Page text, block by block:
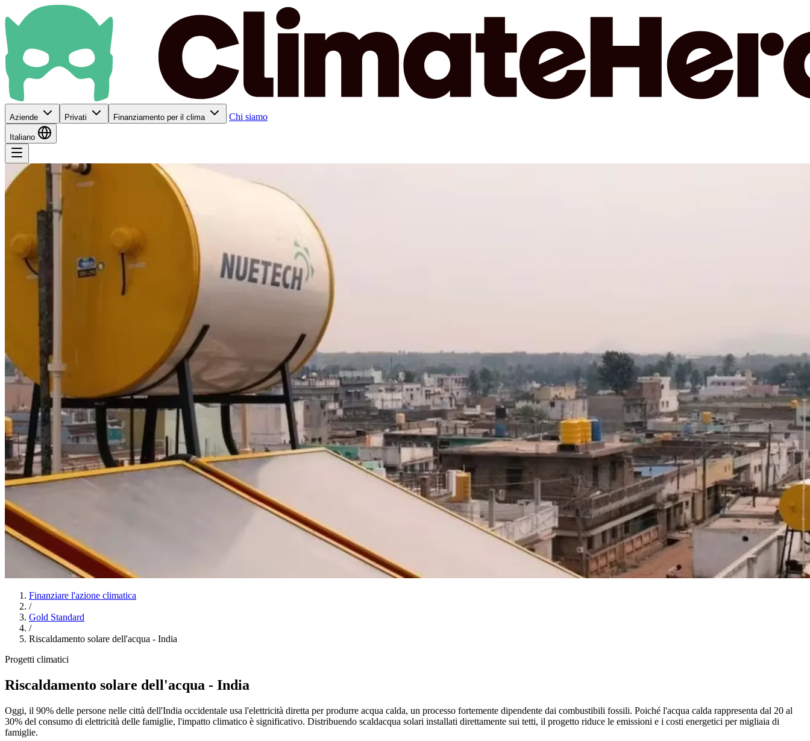
Aziende Privati Finanziamento per il clima Chi siamo
Italiano
Finanziare l'azione climatica
/
Gold Standard
/
Riscaldamento solare dell'acqua - India
Progetti climatici
Riscaldamento solare dell'acqua - India
Oggi, il 90% delle persone nelle città dell'India occidentale usa l'elettricità diretta per produrre acqua calda, un processo fortemente dipendente dai combustibili fossili. Poiché l'acqua calda rappresenta dal 20 al
30% del consumo di elettricità delle famiglie, l'impatto climatico è significativo. Distribuendo scaldacqua solari installati direttamente sui tetti, il progetto riduce le emissioni e i costi energetici per migliaia di
famiglie.